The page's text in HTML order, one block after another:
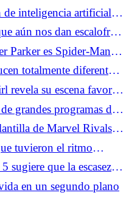
de inteligencia artificial
bien
aún nos dan escalofríos
Parker es Spider-Man
totalmente diferentes
su escena favorita
Tomorrow
grandes programas de
de Marvel Rivals
el equilibrio de roles
tuvieron el ritmo
sugiere que la escasez
bueno
en un segundo plano